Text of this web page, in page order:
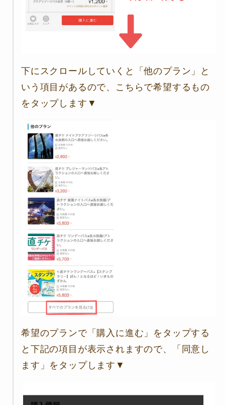
下にスクロールしていくと「他のプラン」と
いう項目があるので、こちらで希望するもの
をタップします▼
希望のプランで「購入に進む」をタップする
と下記の項目が表示されますので、「同意し
ます」をタップします▼